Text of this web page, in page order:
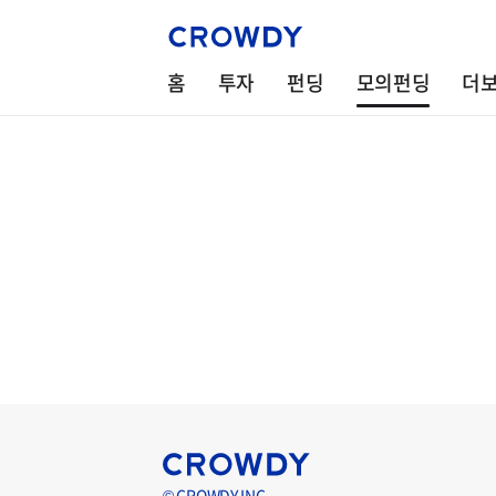
홈 투자 펀딩 모의펀딩 더